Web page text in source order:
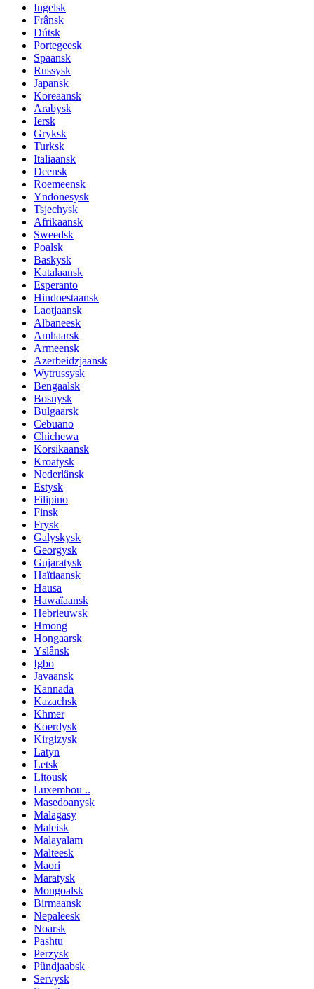
Ingelsk
Frânsk
Dútsk
Portegeesk
Spaansk
Russysk
Japansk
Koreaansk
Arabysk
Iersk
Gryksk
Turksk
Italiaansk
Deensk
Roemeensk
Yndonesysk
Tsjechysk
Afrikaansk
Sweedsk
Poalsk
Baskysk
Katalaansk
Esperanto
Hindoestaansk
Laotjaansk
Albaneesk
Amhaarsk
Armeensk
Azerbeidzjaansk
Wytrussysk
Bengaalsk
Bosnysk
Bulgaarsk
Cebuano
Chichewa
Korsikaansk
Kroatysk
Nederlânsk
Estysk
Filipino
Finsk
Frysk
Galyskysk
Georgysk
Gujaratysk
Haïtiaansk
Hausa
Hawaïaansk
Hebrieuwsk
Hmong
Hongaarsk
Yslânsk
Igbo
Javaansk
Kannada
Kazachsk
Khmer
Koerdysk
Kirgizysk
Latyn
Letsk
Litousk
Luxembou ..
Masedoanysk
Malagasy
Maleisk
Malayalam
Malteesk
Maori
Maratysk
Mongoalsk
Birmaansk
Nepaleesk
Noarsk
Pashtu
Perzysk
Pûndjaabsk
Servysk